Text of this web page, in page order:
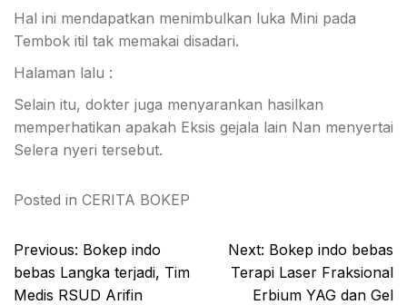
Hal ini mendapatkan menimbulkan luka Mini pada
Tembok itil tak memakai disadari.
Halaman lalu :
Selain itu, dokter juga menyarankan hasilkan
memperhatikan apakah Eksis gejala lain Nan menyertai
Selera nyeri tersebut.
Posted in CERITA BOKEP
Post
navigation
Previous: Bokep indo
bebas Langka terjadi, Tim
Medis RSUD Arifin
Next: Bokep indo bebas
Terapi Laser Fraksional
Erbium YAG dan Gel